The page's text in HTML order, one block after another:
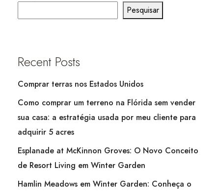
Pesquisar
Recent Posts
Comprar terras nos Estados Unidos
Como comprar um terreno na Flórida sem vender
sua casa: a estratégia usada por meu cliente para
adquirir 5 acres
Esplanade at McKinnon Groves: O Novo Conceito
de Resort Living em Winter Garden
Hamlin Meadows em Winter Garden: Conheça o